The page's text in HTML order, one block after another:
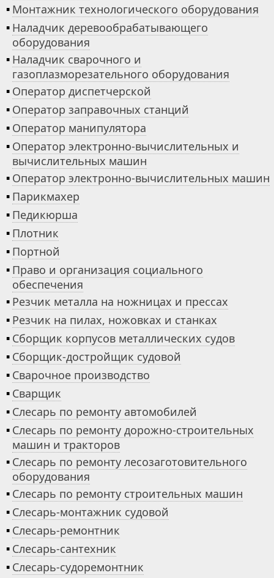
▪ Монтажник технологического оборудования
▪ Наладчик деревообрабатывающего
оборудования
▪ Наладчик сварочного и
газоплазморезательного оборудования
▪ Оператор диспетчерской
▪ Оператор заправочных станций
▪ Оператор манипулятора
▪ Оператор электронно-вычислительных и
вычислительных машин
▪ Оператор электронно-вычислительных машин
▪ Парикмахер
▪ Педикюрша
▪ Плотник
▪ Портной
▪ Право и организация социального
обеспечения
▪ Резчик металла на ножницах и прессах
▪ Резчик на пилах, ножовках и станках
▪ Сборщик корпусов металлических судов
▪ Сборщик-достройщик судовой
▪ Сварочное производство
▪ Сварщик
▪ Слесарь по ремонту автомобилей
▪ Слесарь по ремонту дорожно-строительных
машин и тракторов
▪ Слесарь по ремонту лесозаготовительного
оборудования
▪ Слесарь по ремонту строительных машин
▪ Слесарь-монтажник судовой
▪ Слесарь-ремонтник
▪ Слесарь-сантехник
▪ Слесарь-судоремонтник